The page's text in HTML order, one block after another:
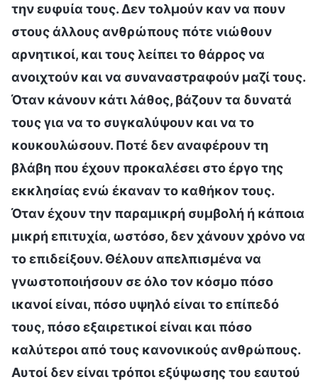
την ευφυία τους. Δεν τολμούν καν να πουν
στους άλλους ανθρώπους πότε νιώθουν
αρνητικοί, και τους λείπει το θάρρος να
ανοιχτούν και να συναναστραφούν μαζί τους.
Όταν κάνουν κάτι λάθος, βάζουν τα δυνατά
τους για να το συγκαλύψουν και να το
κουκουλώσουν. Ποτέ δεν αναφέρουν τη
βλάβη που έχουν προκαλέσει στο έργο της
εκκλησίας ενώ έκαναν το καθήκον τους.
Όταν έχουν την παραμικρή συμβολή ή κάποια
μικρή επιτυχία, ωστόσο, δεν χάνουν χρόνο να
το επιδείξουν. Θέλουν απελπισμένα να
γνωστοποιήσουν σε όλο τον κόσμο πόσο
ικανοί είναι, πόσο υψηλό είναι το επίπεδό
τους, πόσο εξαιρετικοί είναι και πόσο
καλύτεροι από τους κανονικούς ανθρώπους.
Αυτοί δεν είναι τρόποι εξύψωσης του εαυτού